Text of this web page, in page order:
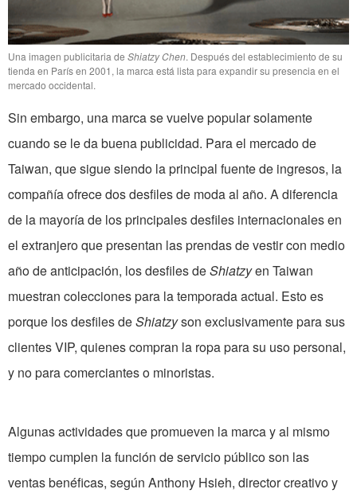
Una imagen publicitaria de Shiatzy Chen. Después del establecimiento de su
tienda en París en 2001, la marca está lista para expandir su presencia en el
mercado occidental.
Sin embargo, una marca se vuelve popular solamente
cuando se le da buena publicidad. Para el mercado de
Taiwan, que sigue siendo la principal fuente de ingresos, la
compañía ofrece dos desfiles de moda al año. A diferencia
de la mayoría de los principales desfiles internacionales en
el extranjero que presentan las prendas de vestir con medio
año de anticipación, los desfiles deShiatzyen Taiwan
muestran colecciones para la temporada actual. Esto es
porque los desfiles deShiatzyson exclusivamente para sus
clientes VIP, quienes compran la ropa para su uso personal,
y no para comerciantes o minoristas.
Algunas actividades que promueven la marca y al mismo
tiempo cumplen la función de servicio público son las
ventas benéficas, según Anthony Hsieh, director creativo y